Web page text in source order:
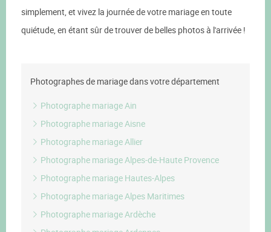
simplement, et vivez la journée de votre mariage en toute
quiétude, en étant sûr de trouver de belles photos à l'arrivée !
Photographes de mariage dans votre département
Photographe mariage Ain
Photographe mariage Aisne
Photographe mariage Allier
Photographe mariage Alpes-de-Haute Provence
Photographe mariage Hautes-Alpes
Photographe mariage Alpes Maritimes
Photographe mariage Ardèche